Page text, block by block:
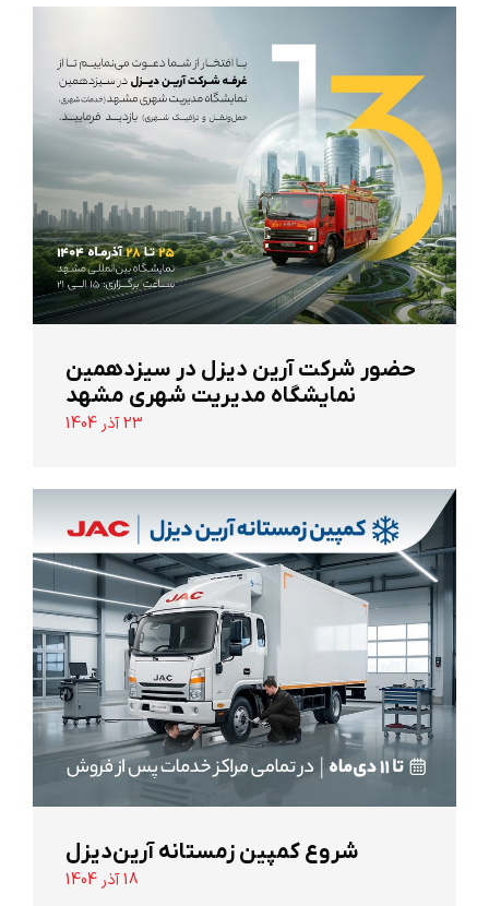
حضور شرکت آرین ‌دیزل در سیزدهمین
نمایشگاه مدیریت شهری مشهد
23 آذر 1404
شروع کمپین زمستانه آرین‌دیزل
18 آذر 1404